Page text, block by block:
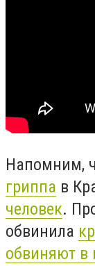
Напомним,
гриппа в
человек.
обвинила
обвиняют в